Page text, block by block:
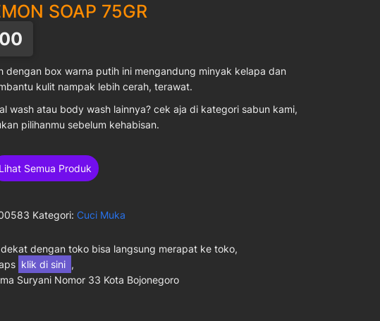
SOAP 75GR
dengan box warna putih ini mengandung minyak kelapa dan
kulit nampak lebih cerah, terawat.
wash atau body wash lainnya? cek aja di kategori sabun kami,
pilihanmu sebelum kehabisan.
Lihat Semua Produk
Kategori: Cuci Muka
dengan toko bisa langsung merapat ke toko,
klik di sini ,
Suryani Nomor 33 Kota Bojonegoro